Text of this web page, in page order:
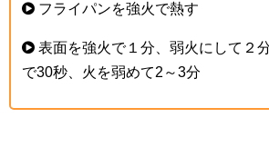
フライパンを強火で熱す
表面を強火で１分、弱火にして２
で30秒、火を弱めて2～3分